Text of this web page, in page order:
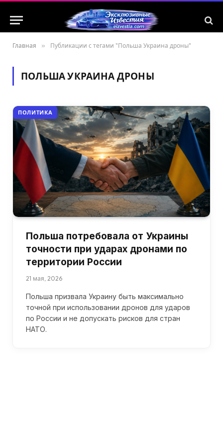
Главная » Публикации с тегами "Польша Украина дроны"
ПОЛЬША УКРАИНА ДРОНЫ
ПОЛИТИКА
Польша потребовала от Украины
точности при ударах дронами по
территории России
21 мая, 2026
Польша призвала Украину быть максимально
точной при использовании дронов для ударов
по России и не допускать рисков для стран
НАТО.